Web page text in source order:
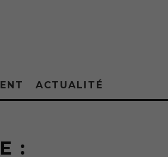
ACTUALITÉ
: